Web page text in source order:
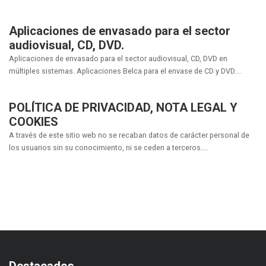
Aplicaciones de envasado para el sector
audiovisual, CD, DVD.
Aplicaciones de envasado para el sector audiovisual, CD, DVD en
múltiples sistemas. Aplicaciones Belca para el envase de CD y DVD....
POLÍTICA DE PRIVACIDAD, NOTA LEGAL Y
COOKIES
A través de este sitio web no se recaban datos de carácter personal de
los usuarios sin su conocimiento, ni se ceden a terceros....